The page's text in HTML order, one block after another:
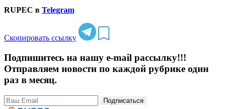
RUPEC в Telegram
Скопировать ссылку
Подпишитесь на нашу e-mail рассылку!!!
Отправляем новости по каждой рубрике один
раз в месяц.
Подписаться